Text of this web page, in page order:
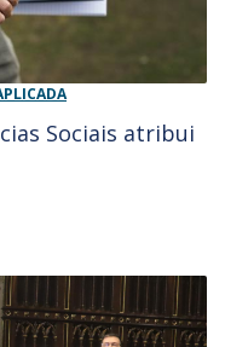
Sociais atribui